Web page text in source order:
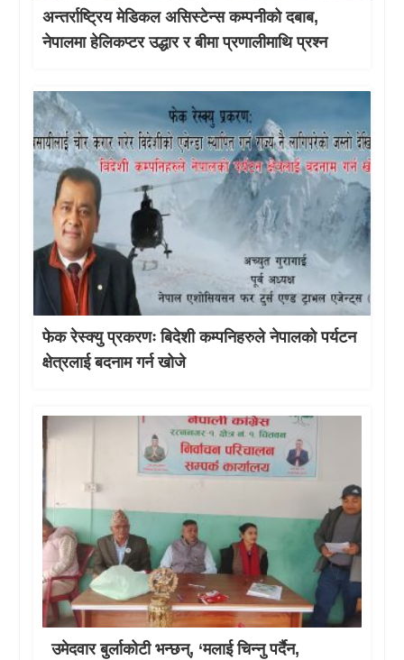
अन्तर्राष्ट्रिय मेडिकल असिस्टेन्स कम्पनीको दबाब,
नेपालमा हेलिकप्टर उद्धार र बीमा प्रणालीमाथि प्रश्न
फेक रेस्क्यु प्रकरणः बिदेशी कम्पनिहरुले नेपालको पर्यटन
क्षेत्रलाई बदनाम गर्न खोजे
उमेदवार बुर्लाकोटी भन्छन्, ‘मलाई चिन्नु पर्दैन,